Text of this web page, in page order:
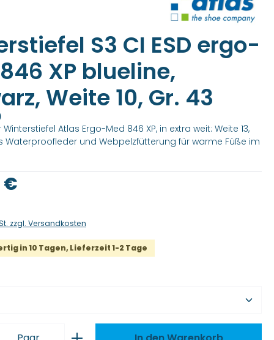
S3 CI ESD ergo-
XP blueline,
Weite 10, Gr. 43
Atlas Ergo-Med 846 XP, in extra weit: Weite 13,
Waterproofleder und Webpelzfütterung für warme Füße im
€
zzgl. Versandkosten
in 10 Tagen, Lieferzeit 1-2 Tage
Gib den gewünschten